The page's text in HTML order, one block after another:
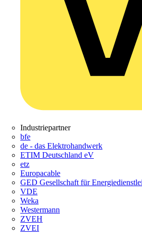
Industriepartner
bfe
de - das Elektrohandwerk
ETIM Deutschland eV
etz
Europacable
GED Gesellschaft für
VDE
Weka
Westermann
ZVEH
ZVEI